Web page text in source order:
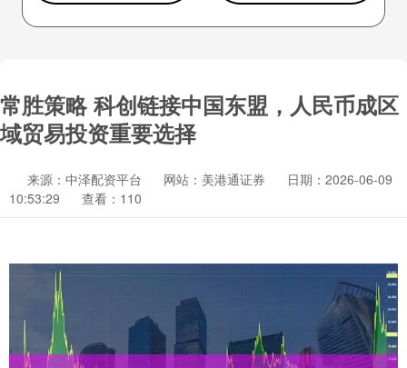
常胜策略 科创链接中国东盟，人民币成区
域贸易投资重要选择
来源：中泽配资平台 网站：美港通证券
日期：2026-06-09
10:53:29
查看：110